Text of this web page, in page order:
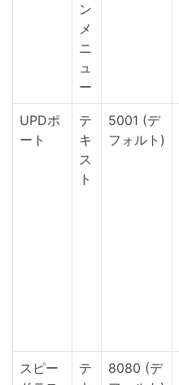
ン
メ
ニ
ュ
ー
UPDポ
ート
テ
キ
ス
ト
5001 (デ
フォルト)
スピー
テ
8080 (デ